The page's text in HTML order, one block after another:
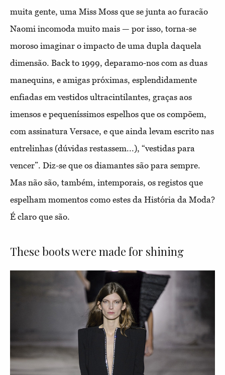
muita gente, uma Miss Moss que se junta ao furacão
Naomi incomoda muito mais — por isso, torna-se
moroso imaginar o impacto de uma dupla daquela
dimensão. Back to 1999, deparamo-nos com as duas
manequins, e amigas próximas, esplendidamente
enfiadas em vestidos ultracintilantes, graças aos
imensos e pequeníssimos espelhos que os compõem,
com assinatura Versace, e que ainda levam escrito nas
entrelinhas (dúvidas restassem...), “vestidas para
vencer”. Diz-se que os diamantes são para sempre.
Mas não são, também, intemporais, os registos que
espelham momentos como estes da História da Moda?
É claro que são.
These boots were made for shining